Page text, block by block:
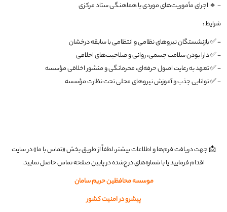
- 🔹 اجرای مأموریت‌های موردی با هماهنگی ستاد مرکزی
شرایط:
- ✅ بازنشستگان نیروهای نظامی و انتظامی با سابقه درخشان
- ✅ دارا بودن سلامت جسمی، روانی و صلاحیت‌های اخلاقی
- ✅ تعهد به رعایت اصول حرفه‌ای، محرمانگی و منشور اخلاقی مؤسسه
- ✅ توانایی جذب و آموزش نیروهای محلی تحت نظارت مؤسسه
📩 جهت دریافت فرم‌ها و اطلاعات بیشتر، لطفاً از طریق بخش «تماس با ما» در سایت
اقدام فرمایید یا با شماره‌های درج‌شده در پایین صفحه تماس حاصل نمایید.
موسسه محافظین حریم سامان
پیشرو در امنیت کشور